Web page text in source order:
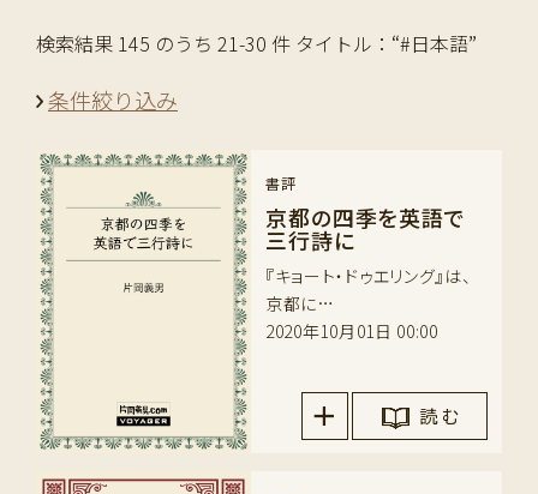
検索結果 145 のうち 21-30 件 タイトル：“#日本語”
条件絞り込み
書評
京都の四季を英語で
三行詩に
『キョート・ドゥエリング』は、
京都に…
2020年10月01日 00:00
読 む